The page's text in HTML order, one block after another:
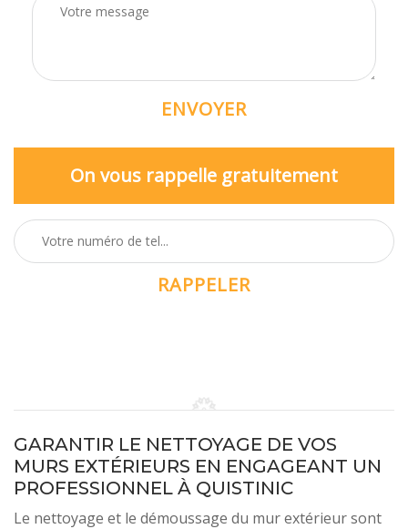
On vous rappelle gratuitement
GARANTIR LE NETTOYAGE DE VOS
MURS EXTÉRIEURS EN ENGAGEANT UN
PROFESSIONNEL À QUISTINIC
Le nettoyage et le démoussage du mur extérieur sont